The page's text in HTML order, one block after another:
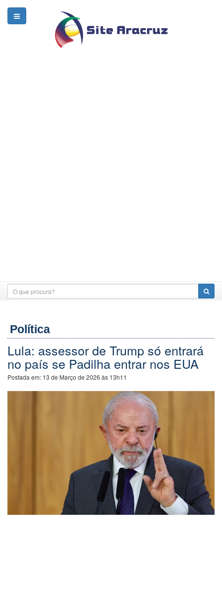
Política
Lula: assessor de Trump só entrará
no país se Padilha entrar nos EUA
Postada em: 13 de Março de 2026 às 13h11